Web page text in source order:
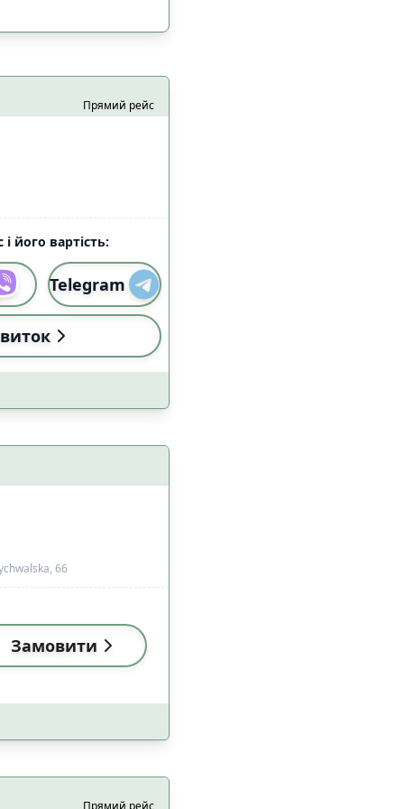
(18:00-22:59) 3
(18:00-22:59) 0
2
1
Прямий рейс
його вартість:
Telegram
66
Замовити
Прямий рейс